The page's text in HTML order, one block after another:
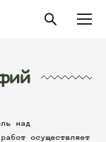
над
осуществляет